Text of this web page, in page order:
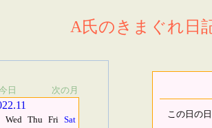
A氏のきまぐれ日
日 次の月
Wed Thu Fri Sat
この日の